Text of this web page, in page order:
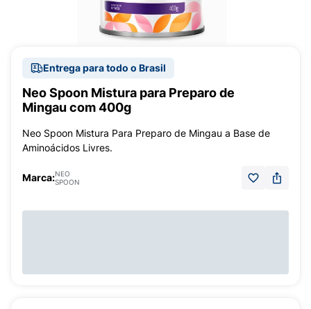
Entrega para todo o Brasil
Neo Spoon Mistura para Preparo de
Mingau com 400g
Neo Spoon Mistura Para Preparo de Mingau a Base de
Aminoácidos Livres.
Marca:NEO
SPOON